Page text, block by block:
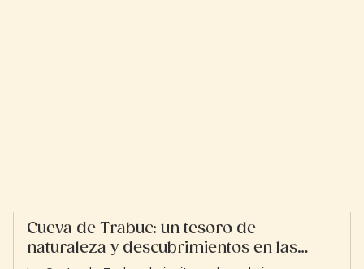
Cueva de Trabuc: un tesoro de
naturaleza y descubrimientos en las